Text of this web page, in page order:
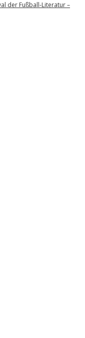
der Fußball-Literatur –